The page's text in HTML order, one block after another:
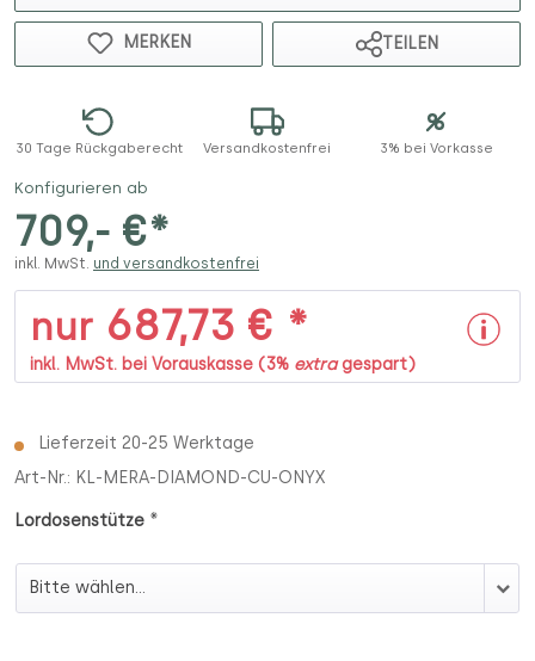
MERKEN TEILEN
30 Tage Rückgaberecht Versandkostenfrei 3% bei Vorkasse
Konfigurieren ab
709,- €*
inkl. MwSt. und versandkostenfrei
nur 687,73 € *
inkl. MwSt. bei Vorauskasse (3% extragespart)
Lieferzeit 20-25 Werktage
Art-Nr.: KL-MERA-DIAMOND-CU-ONYX
Lordosenstütze *
Lordosenstütze